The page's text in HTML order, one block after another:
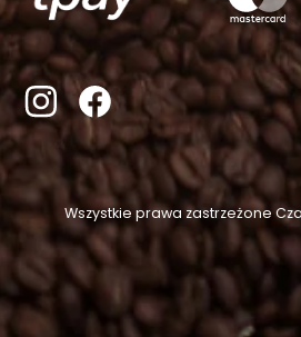
Wszystkie prawa zastrzeżone